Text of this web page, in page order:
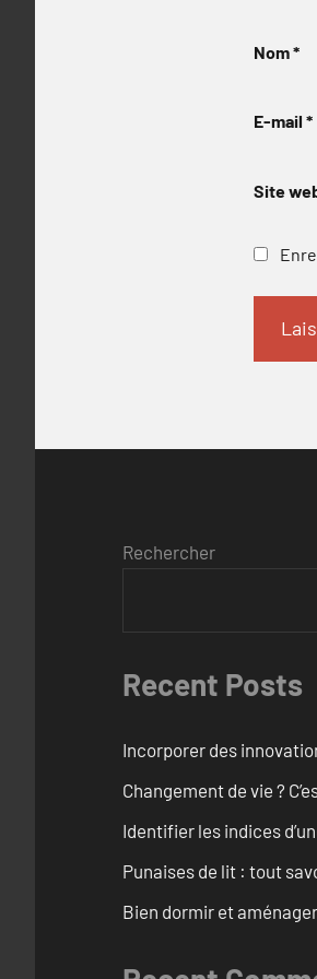
Nom*
E-mail *
Site
Rechercher
Recent Posts
Incorporer des
Changement de vie ?
Identifier les indices
Punaises de lit : tout
Bien dormir et